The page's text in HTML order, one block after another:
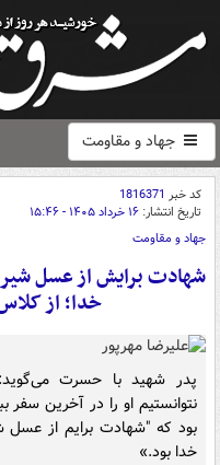
جهاد و مقاومت
کد خبر 1816371
تاریخ انتشار: ۱۶ خرداد ۱۴۰۵ - ۱۵:۴۶
جهاد و مقاومت
شهادت برایش از عسل
خدا؛ از
پدر شهید با حسرت
نتوانستیم او را در آخرین سفر
بود که "شهادت برایم از
خدا بود.»